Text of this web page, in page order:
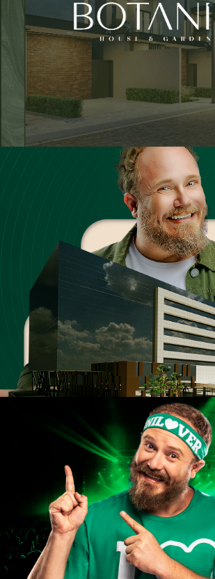
O Plano que Uni
Unimed Londrina
Green November 2024
Unimed Londrina